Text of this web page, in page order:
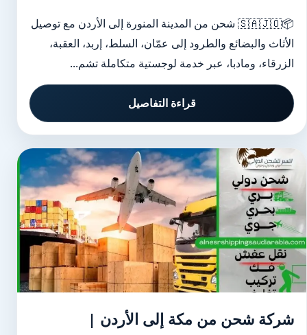
📦🇸🇦🇯🇴 شحن من المدينة المنورة إلى الأردن مع توصيل
الأثاث والبضائع والطرود إلى عمّان، السلط، إربد، العقبة،
الزرقاء، ومادبا، عبر خدمة لوجستية متكاملة تشم...
قراءة التفاصيل
شركة شحن من مكة إلى الأردن |